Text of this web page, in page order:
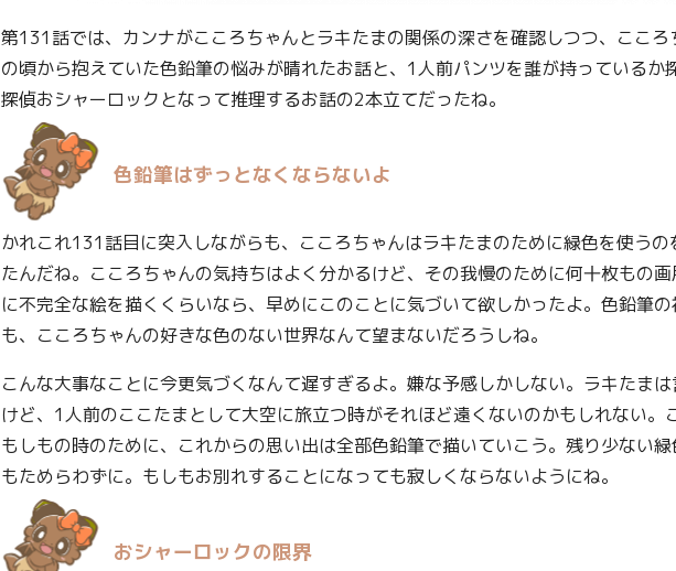
第131話では、カンナがこころちゃんとラキたまの関係の深さを確認しつつ、こころ
の頃から抱えていた色鉛筆の悩みが晴れたお話と、1人前パンツを誰が持っているか
探偵おシャーロックとなって推理するお話の2本立てだったね。
色鉛筆はずっとなくならないよ
かれこれ131話目に突入しながらも、こころちゃんはラキたまのために緑色を使うの
たんだね。こころちゃんの気持ちはよく分かるけど、その我慢のために何十枚もの
に不完全な絵を描くくらいなら、早めにこのことに気づいて欲しかったよ。色鉛筆
も、こころちゃんの好きな色のない世界なんて望まないだろうしね。
こんな大事なことに今更気づくなんて遅すぎるよ。嫌な予感しかしない。ラキたま
けど、1人前のここたまとして大空に旅立つ時がそれほど遠くないのかもしれない。
もしもの時のために、これからの思い出は全部色鉛筆で描いていこう。残り少ない
もためらわずに。もしもお別れすることになっても寂しくならないようにね。
おシャーロックの限界